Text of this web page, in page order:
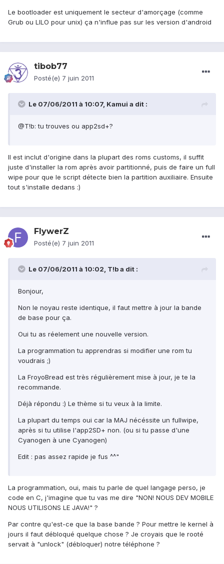
Le bootloader est uniquement le secteur d'amorçage (comme
Grub ou LILO pour unix) ça n'influe pas sur les version d'android
tibob77
Posté(e) 7 juin 2011
Le 07/06/2011 à 10:07, Kamui a dit :
@T!b: tu trouves ou app2sd+?
Il est inclut d'origine dans la plupart des roms customs, il suffit
juste d'installer la rom après avoir partitionné, puis de faire un full
wipe pour que le script détecte bien la partition auxiliaire. Ensuite
tout s'installe dedans :)
FlywerZ
Posté(e) 7 juin 2011
Le 07/06/2011 à 10:02, T!b a dit :
Bonjour,
Non le noyau reste identique, il faut mettre à jour la bande
de base pour ça.
Oui tu as réelement une nouvelle version.
La programmation tu apprendras si modifier une rom tu
voudrais ;)
La FroyoBread est très régulièrement mise à jour, je te la
recommande.
Déjà répondu :) Le thème si tu veux à la limite.
La plupart du temps oui car la MAJ nécéssite un fullwipe,
après si tu utilise l'app2SD+ non. (ou si tu passe d'une
Cyanogen à une Cyanogen)
Edit : pas assez rapide je fus ^^"
La programmation, oui, mais tu parle de quel langage perso, je
code en C, j'imagine que tu vas me dire "NON! NOUS DEV MOBILE
NOUS UTILISONS LE JAVA!" ?
Par contre qu'est-ce que la base bande ? Pour mettre le kernel à
jours il faut débloqué quelque chose ? Je croyais que le rooté
servait à "unlock" (débloquer) notre téléphone ?